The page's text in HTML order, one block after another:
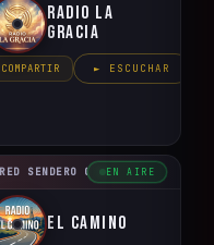
Radio la
Gracia
COMPARTIR ► ESCUCHAR
RED SENDERO CRISTIANO
EN AIRE
El Camino